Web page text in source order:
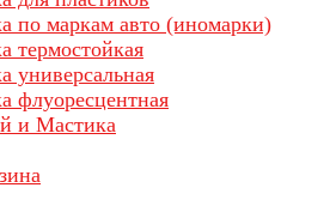
по маркам авто (иномарки)
термостойкая
универсальная
флуоресцентная
и Мастика